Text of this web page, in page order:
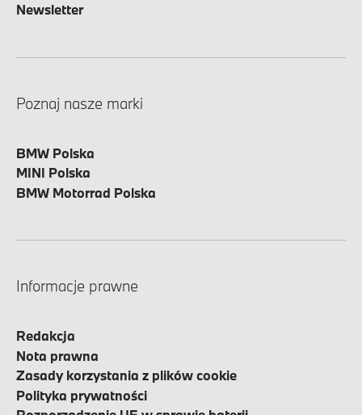
Newsletter
Poznaj nasze marki
BMW Polska
MINI Polska
BMW Motorrad Polska
Informacje prawne
Redakcja
Nota prawna
Zasady korzystania z plików cookie
Polityka prywatności